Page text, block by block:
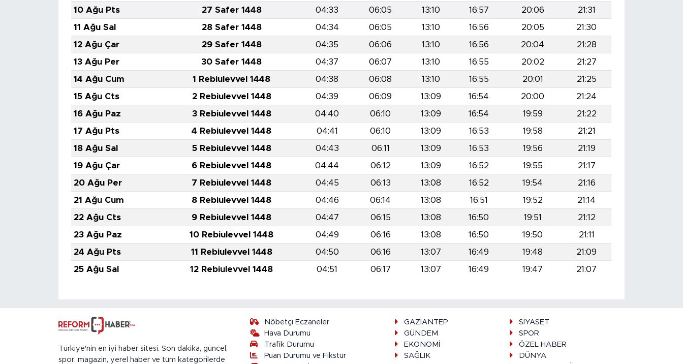
10 Ağu Pts
27 Safer 1448 04:33 06:05 13:10 16:57 20:06
21:31
11 Ağu Sal
28 Safer 1448 04:34 06:05 13:10 16:56 20:05
21:30
12 Ağu Çar
29 Safer 1448 04:35 06:06 13:10 16:56 20:04
21:28
13 Ağu Per
30 Safer 1448 04:37 06:07 13:10 16:55 20:02
21:27
14 Ağu Cum
1 Rebiulevvel 1448 04:38 06:08 13:10 16:55 20:01
21:25
15 Ağu Cts
2 Rebiulevvel 1448 04:39 06:09 13:09 16:54 20:00
21:24
16 Ağu Paz
3 Rebiulevvel 1448 04:40 06:10 13:09 16:54 19:59
21:22
17 Ağu Pts
4 Rebiulevvel 1448 04:41 06:10 13:09 16:53 19:58
21:21
18 Ağu Sal
5 Rebiulevvel 1448 04:43 06:11 13:09 16:53 19:56
21:19
19 Ağu Çar
6 Rebiulevvel 1448 04:44 06:12 13:09 16:52 19:55
21:17
20 Ağu Per
7 Rebiulevvel 1448 04:45 06:13 13:08 16:52 19:54
21:16
21 Ağu Cum
8 Rebiulevvel 1448 04:46 06:14 13:08 16:51 19:52
21:14
22 Ağu Cts
9 Rebiulevvel 1448 04:47 06:15 13:08 16:50 19:51
21:12
23 Ağu Paz
10 Rebiulevvel 1448 04:49 06:16 13:08 16:50 19:50
21:11
24 Ağu Pts
11 Rebiulevvel 1448 04:50 06:16 13:07 16:49 19:48
21:09
25 Ağu Sal
12 Rebiulevvel 1448 04:51 06:17 13:07 16:49 19:47 21:07
Türkiye'nin en iyi haber sitesi. Son dakika, güncel,
spor, magazin, yerel haber ve tüm kategorilerde
Nöbetçi Eczaneler
Hava Durumu
Trafik Durumu
Puan Durumu ve Fikstür
GAZİANTEP
SİYASET
GÜNDEM
SPOR
EKONOMİ
ÖZEL HABER
SAĞLIK
DÜNYA